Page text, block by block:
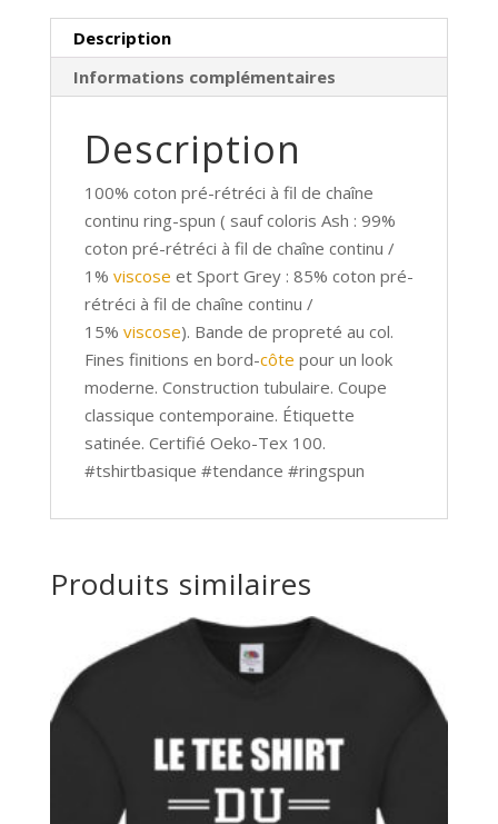
ici
c'est
moi)
Description
Informations complémentaires
Description
100% coton pré-rétréci à fil de chaîne
continu ring-spun ( sauf coloris Ash : 99%
coton pré-rétréci à fil de chaîne continu /
1% viscose et Sport Grey : 85% coton pré-
rétréci à fil de chaîne continu /
15% viscose). Bande de propreté au col.
Fines finitions en bord-côte pour un look
moderne. Construction tubulaire. Coupe
classique contemporaine. Étiquette
satinée. Certifié Oeko-Tex 100.
#tshirtbasique #tendance #ringspun
Produits similaires